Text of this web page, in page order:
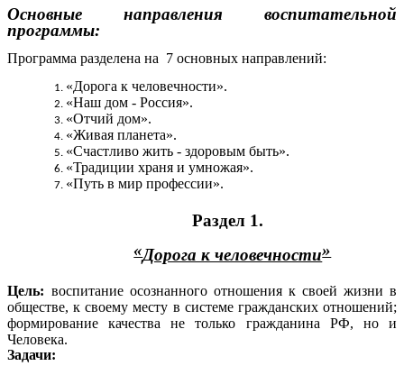
Основные направления воспитательной
программы:
Программа разделена на 7 основных направлений:
«Дорога к человечности».
«Наш дом - Россия».
«Отчий дом».
«Живая планета».
«Счастливо жить - здоровым быть».
«Традиции храня и умножая».
«Путь в мир профессии».
Раздел 1.
«Дорога к человечности»
Цель: воспитание осознанного отношения к своей жизни в
обществе, к своему месту в системе гражданских отношений;
формирование качества не только гражданина РФ, но и
Человека.
Задачи: